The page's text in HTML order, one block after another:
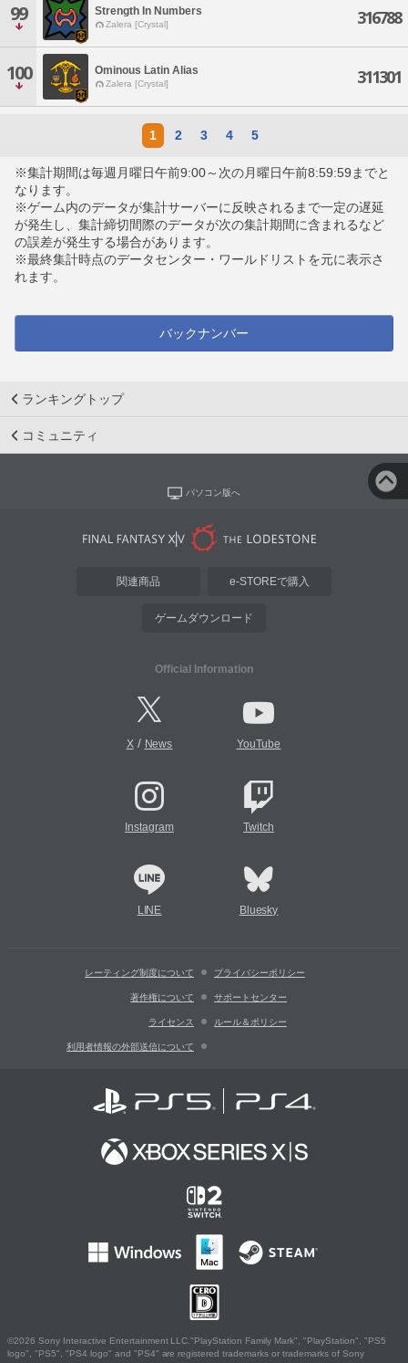
99 Strength In Numbers
Zalera [Crystal] 316788
100 Ominous Latin Alias
Zalera [Crystal] 311301
1 2 3 4 5
※集計期間は毎週月曜日午前9:00～次の月曜日午前8:59:59までと
なります。
※ゲーム内のデータが集計サーバーに反映されるまで一定の遅延
が発生し、集計締切間際のデータが次の集計期間に含まれるなど
の誤差が発生する場合があります。
※最終集計時点のデータセンター・ワールドリストを元に表示さ
れます。
バックナンバー
ランキングトップ
コミュニティ
パソコン版へ
関連商品 e-STOREで購入
ゲームダウンロード
Official Information
X/ News YouTube
Instagram Twitch
LINE Bluesky
レーティング制度について プライバシーポリシー
著作権について サポートセンター
ライセンス ルール＆ポリシー
利用者情報の外部送信について
©2026 Sony Interactive Entertainment LLC."PlayStation Family Mark", "PlayStation", "PS5
logo", "PS5", "PS4 logo" and "PS4" are registered trademarks or trademarks of Sony